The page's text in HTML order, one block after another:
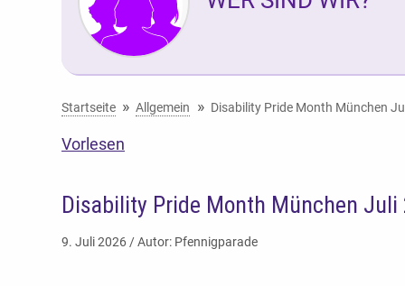
Sie befinden sich hier:
Startseite Allgemein Disability Pride Month München
Vorlesen
Disability Pride Month München Juli
9. Juli 2026 / Autor: Pfennigparade